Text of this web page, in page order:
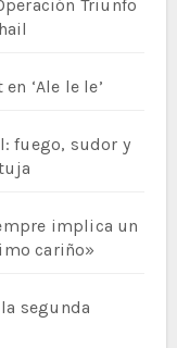
Triunfo
‘Ale le le’
fuego, sudor y
implica un
cariño»
segunda